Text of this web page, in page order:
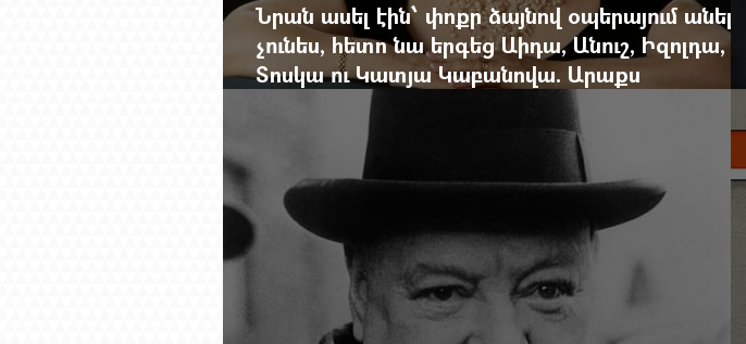
Նրան ասել էին՝ փոքր ձայնով օպերայում անելիք
չունես, հետո նա երգեց Աիդա, Անուշ, Իզոլդա,
Տոսկա ու Կատյա Կաբանովա. Արաքս
Մանսուրյանը 80 տարեկան է